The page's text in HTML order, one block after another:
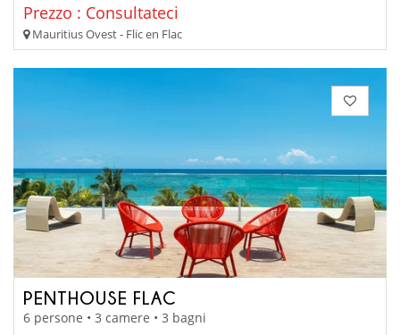
Prezzo : Consultateci
Mauritius Ovest - Flic en Flac
PENTHOUSE FLAC
6 persone • 3 camere • 3 bagni